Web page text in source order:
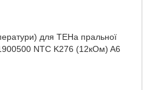
для ТЕНа пральної
NTC K276 (12кОм) A6